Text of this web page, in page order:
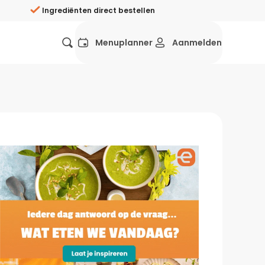
Ingrediënten direct bestellen
Gezonde recepten
Recepten avondeten
Makkelijke recepten
Menuplanner Aanmelden